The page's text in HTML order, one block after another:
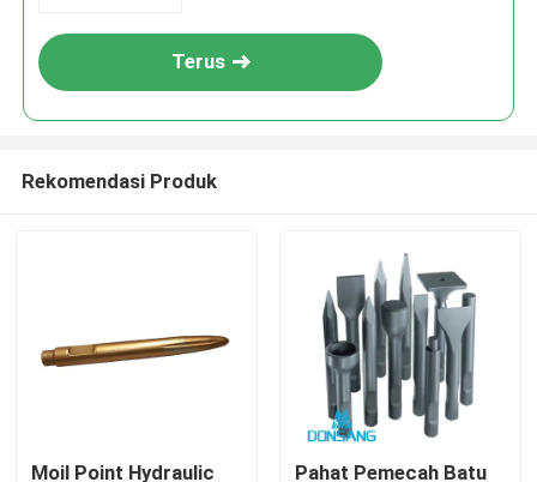
Terus
Rekomendasi Produk
Moil Point Hydraulic
Pahat Pemecah Batu